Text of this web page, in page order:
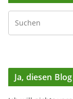
Ja, diesen